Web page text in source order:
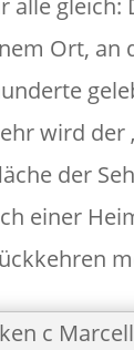
Ort, an
wird der
der
einer